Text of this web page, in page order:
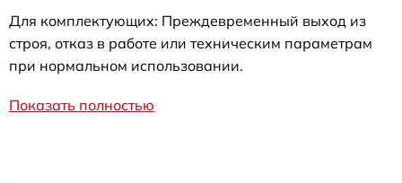
Для комплектующих: Преждевременный выход из
строя, отказ в работе или техническим параметрам
при нормальном использовании.
Показать полностью